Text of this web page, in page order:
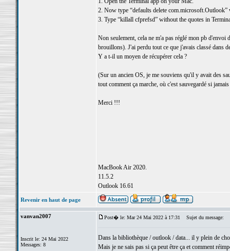
2. Now type “defaults delete
3. Type “killall cfprefsd” without the quotes in
Non seulement, cela ne m'a pas réglé mon pb
brouillons). J'ai perdu tout ce que j'avais classé dans
Y a t-il un moyen de récupérer cela ?
(Sur un ancien OS, je me souviens qu'il y avait des
tout comment ça marche, où c'est sauvegardé si
Merci !!!
MacBook Air 2020.
11.5.2
Outlook 16.61
Revenir en haut de page
vanvan2007
Inscrit le: 24 Mai 2022
Messages: 8
Post� le: Mar 24 Mai 2022 à 17:31 Sujet du message:
Dans la bibliothèque / outlook / data... il y plein de
Mais je ne sais pas si ça peut être ça et comment